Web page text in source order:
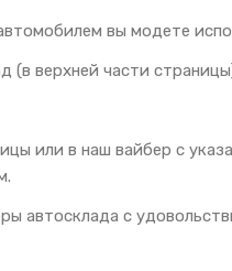
вы модете
(в верхней части
или в наш вайбер с
автосклада с